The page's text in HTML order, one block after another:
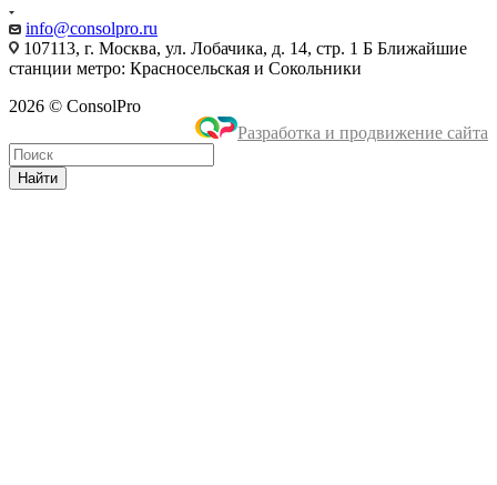
info@consolpro.ru
107113, г. Москва, ул. Лобачика, д. 14, стр. 1 Б Ближайшие
станции метро: Красносельская и Сокольники
2026 © ConsolPro
Разработка и продвижение сайта
Найти